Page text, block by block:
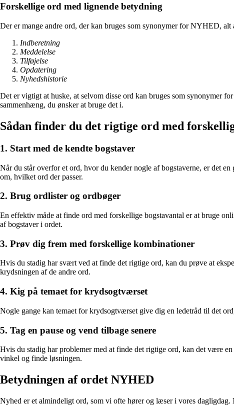
Forskellige ord med lignende betydning
Der er mange andre ord, der kan bruges som synonymer for NYHED,
Indberetning
Meddelelse
Tilføjelse
Opdatering
Nyhedshistorie
Det er vigtigt at huske, at selvom disse ord kan bruges som synonymer
sammenhæng, du ønsker at bruge det i.
Sådan finder du det rigtige ord med
1. Start med de kendte bogstaver
Når du står overfor et ord, hvor du kender nogle af bogstaverne, er det
om, hvilket ord der passer.
2. Brug ordlister og ordbøger
En effektiv måde at finde ord med forskellige bogstavantal er at bruge
af bogstaver i ordet.
3. Prøv dig frem med forskellige kombinationer
Hvis du stadig har svært ved at finde det rigtige ord, kan du prøve at
krydsningen af de andre ord.
4. Kig på temaet for krydsogtværset
Nogle gange kan temaet for krydsogtværset give dig en ledetråd til det
5. Tag en pause og vend tilbage senere
Hvis du stadig har problemer med at finde det rigtige ord, kan det være
vinkel og finde løsningen.
Betydningen af ordet NYHED
Nyhed er et almindeligt ord, som vi ofte hører og læser i vores